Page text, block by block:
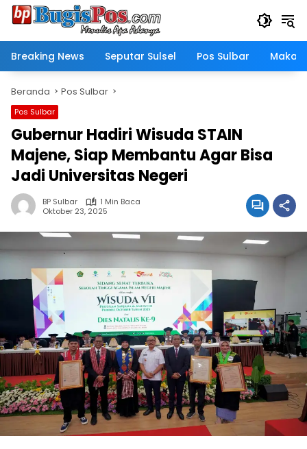
Langsung
Breaking News
Seputar Sulsel Pos Sulbar
Beranda Pos Sulbar
Pos Sulbar
Gubernur Hadiri Wisuda STAIN
Majene, Siap Membantu Agar Bisa
Jadi Universitas Negeri
BP Sulbar
1 Min Baca
Oktober 23, 2025